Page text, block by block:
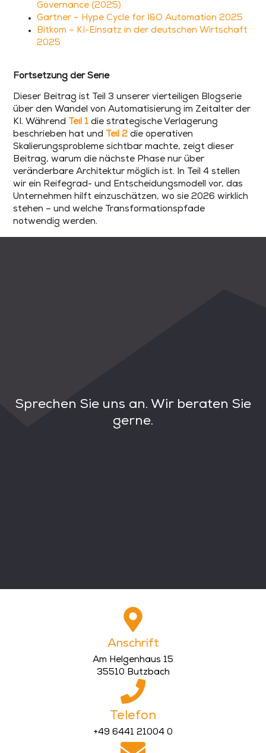
Governance (2025)
Gartner – Hype Cycle for I&O Automation 2025
Bitkom – KI-Einsatz in der deutschen Wirtschaft
2025
Fortsetzung der Serie
Dieser Beitrag ist Teil 3 unserer vierteiligen Blogserie
über den Wandel von Automatisierung im Zeitalter der
KI. Während Teil 1 die strategische Verlagerung
beschrieben hat und Teil 2 die operativen
Skalierungsprobleme sichtbar machte, zeigt dieser
Beitrag, warum die nächste Phase nur über
veränderbare Architektur möglich ist. In Teil 4 stellen
wir ein Reifegrad- und Entscheidungsmodell vor, das
Unternehmen hilft einzuschätzen, wo sie 2026 wirklich
stehen – und welche Transformationspfade
notwendig werden.
Sprechen Sie uns an. Wir beraten Sie
gerne.
Anschrift
Am Helgenhaus 15
35510 Butzbach
Telefon
+49 6441 21004 0